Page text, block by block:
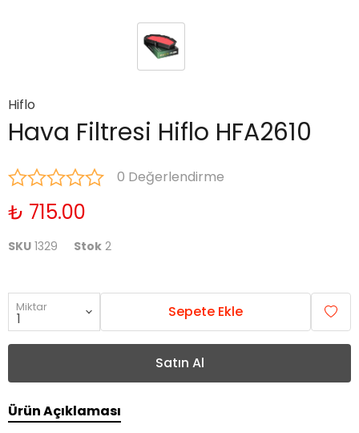
Hiflo
Hava Filtresi Hiflo HFA2610
0 Değerlendirme
₺ 715.00
SKU 1329 Stok 2
Miktar Sepete Ekle
Satın Al
Ürün Açıklaması